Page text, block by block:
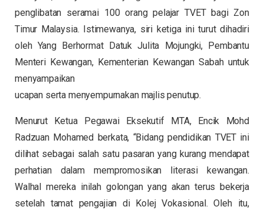
penglibatan seramai 100 orang pelajar TVET bagi Zon
Timur Malaysia. Istimewanya, siri ketiga ini turut dihadiri
oleh Yang Berhormat Datuk Julita Mojungki, Pembantu
Menteri Kewangan, Kementerian Kewangan Sabah untuk
menyampaikan
ucapan serta menyempurnakan majlis penutup.
Menurut Ketua Pegawai Eksekutif MTA, Encik Mohd
Radzuan Mohamed berkata, “Bidang pendidikan TVET ini
dilihat sebagai salah satu pasaran yang kurang mendapat
perhatian dalam mempromosikan literasi kewangan.
Walhal mereka inilah golongan yang akan terus bekerja
setelah tamat pengajian di Kolej Vokasional. Oleh itu,